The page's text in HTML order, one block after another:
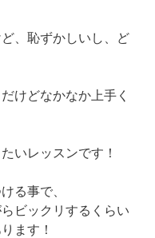
、恥ずかしいし、ど
けどなかなか上手く
いレッスンです！
る事で、
ビックリするくらい
ます！